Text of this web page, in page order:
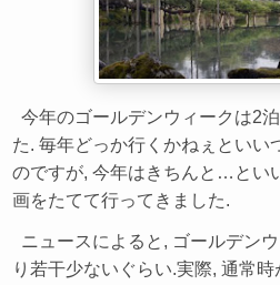
今年のゴールデンウィークは2
た. 毎年どっか行くかねぇといい
のですが, 今年はきちんと…とい
画をたてて行ってきました.
ニュースによると, ゴールデン
り若干少ないぐらい.実際, 通常